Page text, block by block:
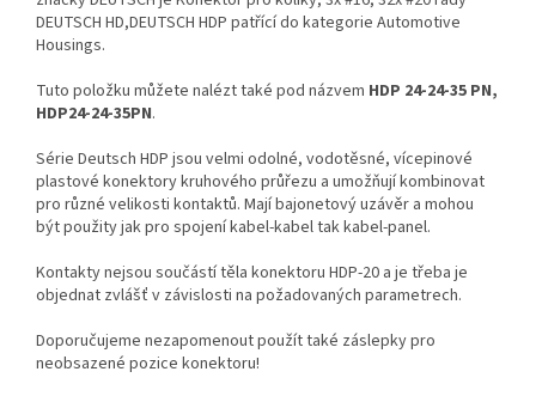
DEUTSCH HD,DEUTSCH HDP patřící do kategorie Automotive
Housings.
Tuto položku můžete nalézt také pod názvem HDP 24-24-35 PN,
HDP24-24-35PN.
Série Deutsch HDP jsou velmi odolné, vodotěsné, vícepinové
plastové konektory kruhového průřezu a umožňují kombinovat
pro různé velikosti kontaktů. Mají bajonetový uzávěr a mohou
být použity jak pro spojení kabel-kabel tak kabel-panel.
Kontakty nejsou součástí těla konektoru HDP-20 a je třeba je
objednat zvlášť v závislosti na požadovaných parametrech.
Doporučujeme nezapomenout použít také záslepky pro
neobsazené pozice konektoru!